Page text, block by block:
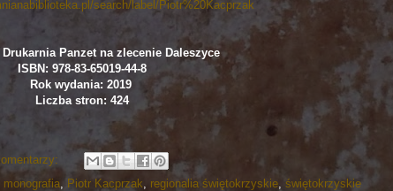
search/label/Piotr%20Kacprzak
Drukarnia Panzet na zlecenie Daleszyce
ISBN: 978-83-65019-44-8
Rok wydania: 2019
Liczba stron: 424
monografia Piotr Kacprzak regionalia świętokrzyskie świętokrzyskie